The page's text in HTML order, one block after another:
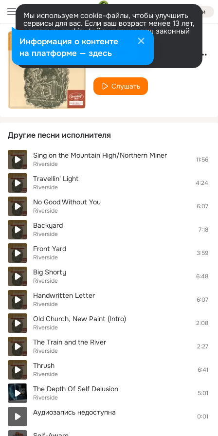
Войти
Мы используем cookie-файлы, чтобы улучшить
сервисы для вас. Если ваш возраст менее 13 лет,
настроить cookie-файлы должен ваш законный
представитель. Больше информации
Разрешить все Настроить Old Church, New Paint
Riverside
Слушать
Другие песни исполнителя
Sing on the Mountain High/Northern Miner
Riverside
11:56
Travellin' Light
Riverside
4:24
No Good Without You
Riverside
6:07
Backyard
Riverside
7:18
Front Yard
Riverside
3:59
Big Shorty
Riverside
6:48
Handwritten Letter
Riverside
6:07
Old Church, New Paint (Intro)
Riverside
2:08
The Train and the River
Riverside
2:27
Thrush
Riverside
6:41
The Depth Of Self Delusion
Riverside
5:01
Аудиозапись недоступна 0:01
Информация о контенте
на платформе — здесь